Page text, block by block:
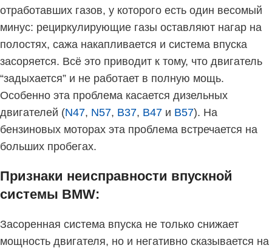
отработавших газов, у которого есть один весомый
минус: рециркулирующие газы оставляют нагар на
полостях, сажа накапливается и система впуска
засоряется. Всё это приводит к тому, что двигатель
“задыхается” и не работает в полную мощь.
Особенно эта проблема касается дизельных
двигателей (N47, N57, B37, B47 и B57). На
бензиновых моторах эта проблема встречается на
больших пробегах.
Признаки неисправности впускной
системы BMW:
Засоренная система впуска не только снижает
мощность двигателя, но и негативно сказывается на